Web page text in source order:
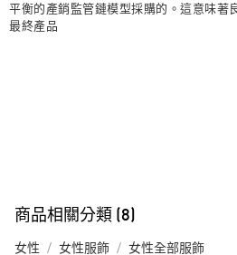
平衡的產銷監管鏈模型採購的。這意味著
最終產品
商品相關分類 (8)
女性 女性服飾 女性全部服飾